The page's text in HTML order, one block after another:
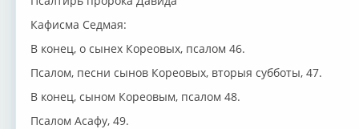
Кафисма Седмая:
В конец, о сынех Кореовых, псалом 46.
Псалом, песни сынов Кореовых, вторыя субботы, 47.
В конец, сыном Кореовым, псалом 48.
Псалом Асафу, 49.